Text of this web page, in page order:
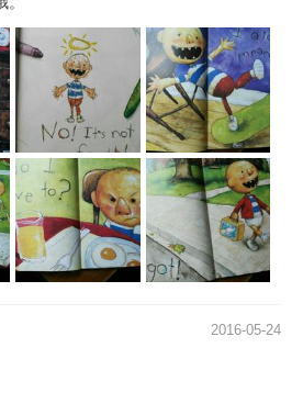
是完全心安理得，干了坏事的大卫在晚
这样他很快意识到了自己的错误，勇敢
己的错误。我们在讲故事时，切记不要
把问题抛给孩子，让孩子自己去思考、
卫为什么要故意大声喊话？大卫为什么
么会把桌子撞倒？这些绘本中没有写明
子像侦探一样发现，并判断行为的对
说教更有效吗？ 3.这本绘本字数非常
强，家长有时会觉得很难讲，同时又怕
家长自己先通读一遍，有了完整的理解
在伴读时，可以问问孩子：大卫正在做
什么样的后果？适当地让孩子将故事情
2016-05-24